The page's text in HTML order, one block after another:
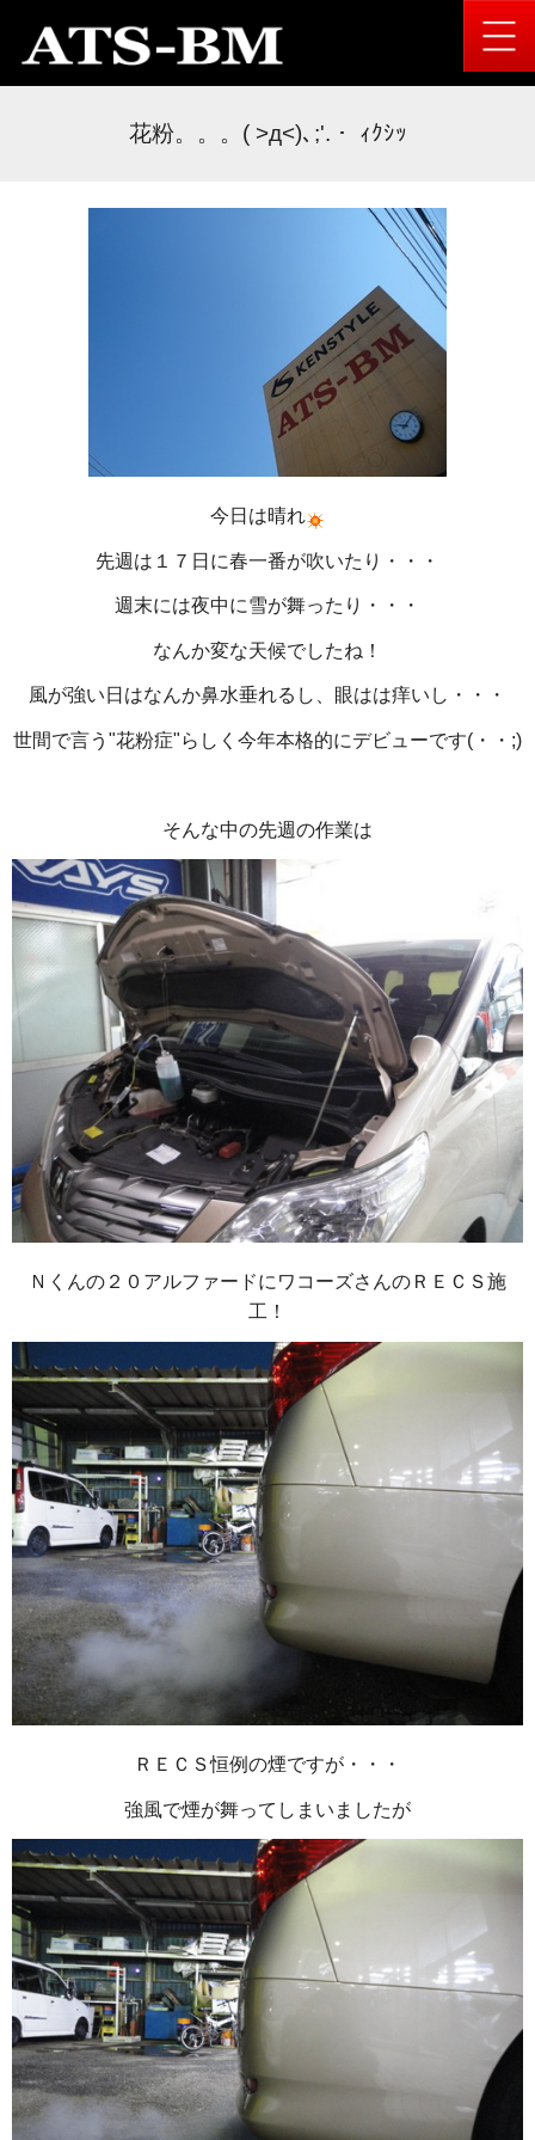
花粉。。。( >д<)､;'.・ ｨｸｼｯ
今日は晴れ
先週は１７日に春一番が吹いたり・・・
週末には夜中に雪が舞ったり・・・
なんか変な天候でしたね！
風が強い日はなんか鼻水垂れるし、眼はは痒いし・・・
世間で言う"花粉症"らしく今年本格的にデビューです(・・;)
そんな中の先週の作業は
Ｎくんの２０アルファードにワコーズさんのＲＥＣＳ施
工！
ＲＥＣＳ恒例の煙ですが・・・
強風で煙が舞ってしまいましたが